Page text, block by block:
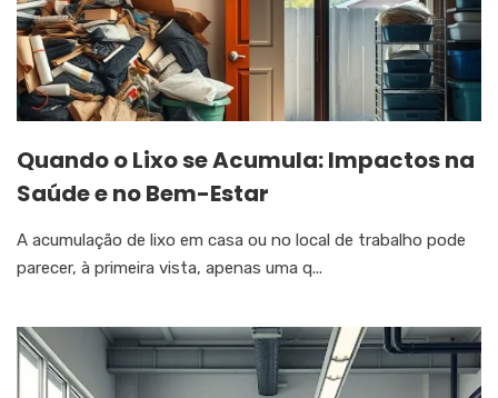
Quando o Lixo se Acumula: Impactos na
Saúde e no Bem-Estar
A acumulação de lixo em casa ou no local de trabalho pode
parecer, à primeira vista, apenas uma q...